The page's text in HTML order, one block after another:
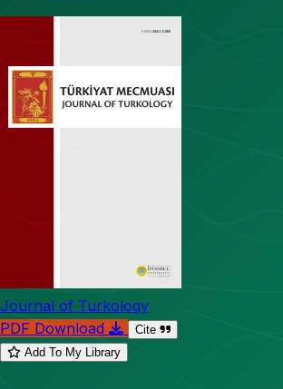
Journal of Turkology
PDF Download
Cite
Add To My Library